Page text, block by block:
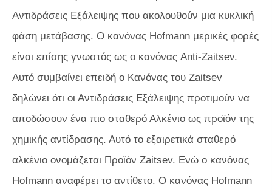
Αντιδράσεις Εξάλειψης που ακολουθούν μια κυκλική
φάση μετάβασης. Ο κανόνας Hofmann μερικές φορές
είναι επίσης γνωστός ως ο κανόνας Anti-Zaitsev.
Αυτό συμβαίνει επειδή ο Κανόνας του Zaitsev
δηλώνει ότι οι Αντιδράσεις Εξάλειψης προτιμούν να
αποδώσουν ένα πιο σταθερό Αλκένιο ως προϊόν της
χημικής αντίδρασης. Αυτό το εξαιρετικά σταθερό
αλκένιο ονομάζεται Προϊόν Zaitsev. Ενώ ο κανόνας
Hofmann αναφέρει το αντίθετο. Ο κανόνας Hofmann